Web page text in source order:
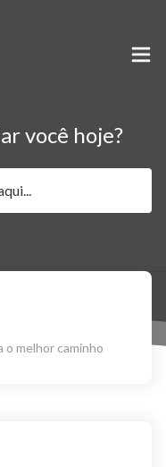
você hoje?
o melhor caminho